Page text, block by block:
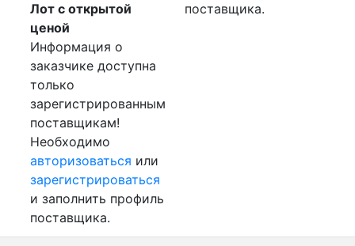
Лот с открытой
ценой
Информация о
заказчике доступна
только
зарегистрированным
поставщикам!
Необходимо
авторизоваться или
зарегистрироваться
и заполнить профиль
поставщика.
поставщика.